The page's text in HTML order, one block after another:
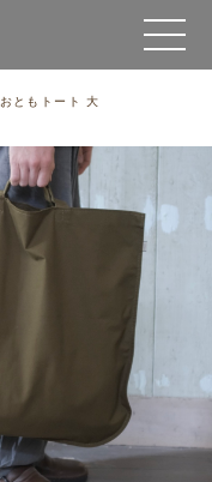
おともトート 大